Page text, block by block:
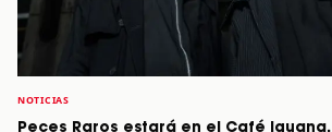
NOTICIAS
Peces Raros estará en el Café Iguana.